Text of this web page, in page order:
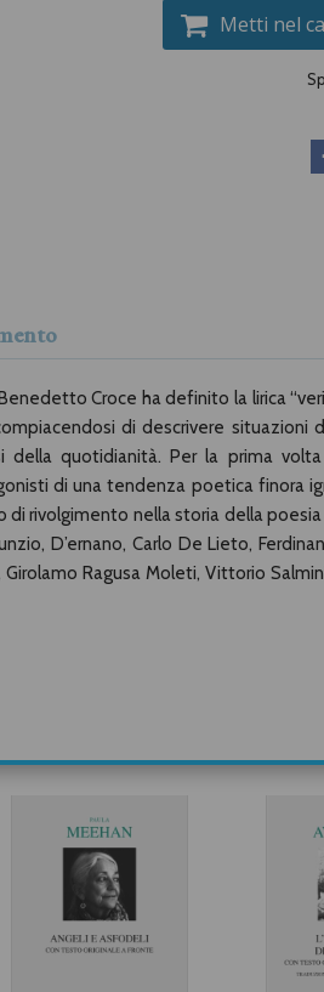
Metti nel
Croce ha definito la lirica
di descrivere situazioni
della quotidianità. Per la prima
di una tendenza poetica finora
rivolgimento nella storia della
D’ernano, Carlo De Lieto,
Ragusa Moleti, Vittorio